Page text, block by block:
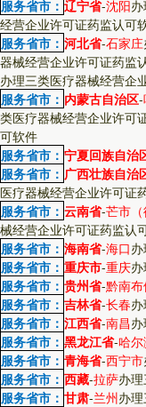
服务省市： 辽宁省-沈阳
经营企业许可证药监认可
服务省市： 河北省-石家庄
器械经营企业许可证药监
办理三类医疗器械经营企
服务省市： 内蒙古自治区-
类医疗器械经营企业许可
可软件
服务省市： 宁夏回族自治
服务省市： 广西壮族自治
医疗器械经营企业许可证
服务省市： 云南省-芒市（
械经营企业许可证药监认
服务省市： 海南省-海口
服务省市： 重庆市-重庆
服务省市： 贵州省-黔南
服务省市： 吉林省-长春
服务省市： 江西省-南昌
服务省市： 黑龙江省-哈
服务省市： 青海省-西宁市
服务省市： 西藏-拉萨办
服务省市： 甘肃-兰州办